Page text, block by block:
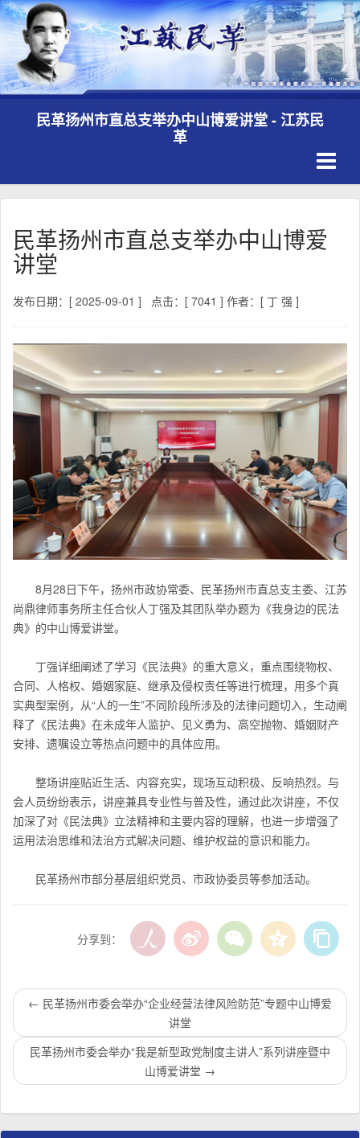
民革扬州市直总支举办中山博爱讲堂 - 江苏民
革
民革扬州市直总支举办中山博爱
讲堂
发布日期：[ 2025-09-01 ] 点击：[ 7041 ] 作者：[ 丁 强 ]
8月28日下午， 扬州市政协常委、民革扬州市直总支主委、江苏
尚鼎律师事务所主任合伙人丁强及其团队举办题为《我身边的民法
典》的中山博爱讲堂。
丁强详细阐述了学习《民法典》的重大意义， 重点围绕物权、
合同、人格权、婚姻家庭、继承及侵权责任等进行梳理，用多个真
实典型案例，从“人的一生”不同阶段所涉及的法律问题切入，生动阐
释了《民法典》在未成年人监护、见义勇为、高空抛物、婚姻财产
安排、遗嘱设立等热点问题中的具体应用。
整场讲座贴近生活、内容充实，现场互动积极、反响热烈。与
会人员纷纷表示，讲座兼具专业性与普及性，通过此次讲座，不仅
加深了对《民法典》立法精神和主要内容的理解，也进一步增强了
运用法治思维和法治方式解决问题、维护权益的意识和能力。
民革扬州市部分基层组织党员、市政协委员等参加活动。
分享到：
← 民革扬州市委会举办“企业经营法律风险防范”专题中山博爱
讲堂
民革扬州市委会举办“我是新型政党制度主讲人”系列讲座暨中
山博爱讲堂 →